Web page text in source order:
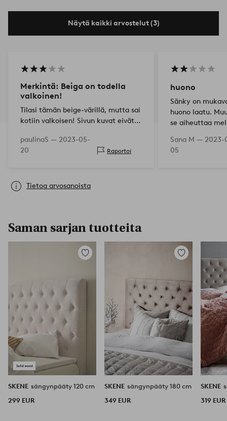
Näytä kaikki arvostelut (3)
Merkintä: Beiga on todella
valkoinen!
Tilasi tämän beige-värillä, mutta sai
kotiin valkoisen! Sivun kuvat eivät
paulinaS — 2023-05-
20
Raportoi
huono
Sänky on
huono laatu.
se aiheuttaa
Sana M — 2023-
05
Tietoa arvosanoista
Saman sarjan tuotteita
Lisää
SKENE sängynpääty 120 cm
299 EUR
Lisää
suosikkeihin
SKENE sängynpääty 180 cm
349 EUR
SKENE
319 EUR